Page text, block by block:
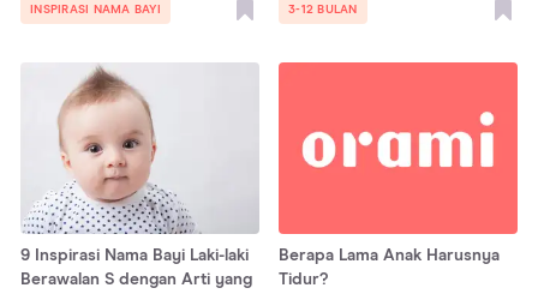
INSPIRASI NAMA BAYI 3-12 BULAN
9 Inspirasi Nama Bayi Laki-laki
Berawalan S dengan Arti yang
Berapa Lama Anak Harusnya
Tidur?